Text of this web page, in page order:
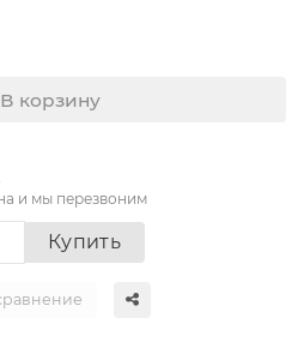
В корзину
и мы перезвоним
Купить